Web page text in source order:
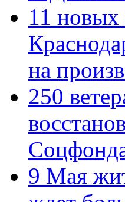
11
на
250
9 Мая